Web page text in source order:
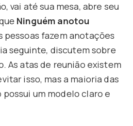
vai até sua mesa, abre seu
Ninguém anotou
pessoas fazem anotações
seguinte, discutem sobre
As atas de reunião existem
isso, mas a maioria das
um modelo claro e